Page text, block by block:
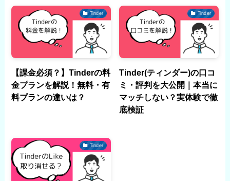
Tinder
【課金必須？】Tinderの料
金プランを解説！無料・有
料プランの違いは？
Tinder
Tinder(ティンダー)の口コ
ミ・評判を大公開｜本当に
マッチしない？実体験で徹
底検証
Tinder